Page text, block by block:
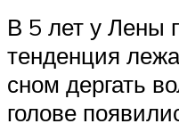
В 5 лет у Лены
тенденция
сном дергать
голове